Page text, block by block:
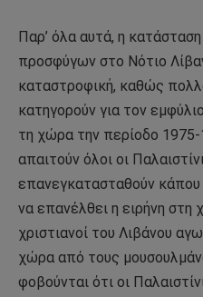
Παρ’ όλα αυτά, η
προσφύγων στο Νότιο
καταστροφική, καθώς
κατηγορούν για τον
τη χώρα την περίοδο
απαιτούν όλοι οι
επανεγκατασταθούν
να επανέλθει η ειρήνη στη
χριστιανοί του Λιβάνου
χώρα από τους
φοβούνται ότι οι